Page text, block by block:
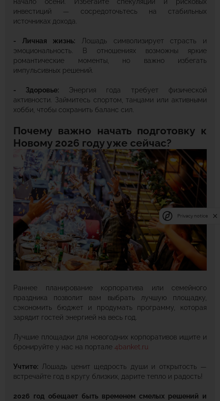
начало осени. Избегайте спекуляций и рисковых
инвестиций — сосредоточьтесь на стабильных
источниках дохода.
- Личная жизнь:
Лошадь символизирует страсть и
эмоциональность. В отношениях возможны яркие
романтические моменты, но важно избегать
импульсивных решений.
- Здоровье:
Энергия года требует физической
активности. Займитесь спортом, танцами или активными
хобби, чтобы сохранить баланс сил.
Почему важно начать подготовку к
Новому 2026 году уже сейчас?
Раннее планирование корпоратива или семейного
праздника позволит вам выбрать лучшую площадку,
сэкономить бюджет и продумать программу, которая
зарядит гостей энергией на весь год.
Лучшие площадки для новогодних корпоративов ищите и
бронируйте у нас на портале 4banket.ru
Учтите: Лошадь ценит щедрость души и открытость —
встречайте год в кругу близких, дарите тепло и радость!
2026 год обещает быть временем смелых решений и
Privacy notice